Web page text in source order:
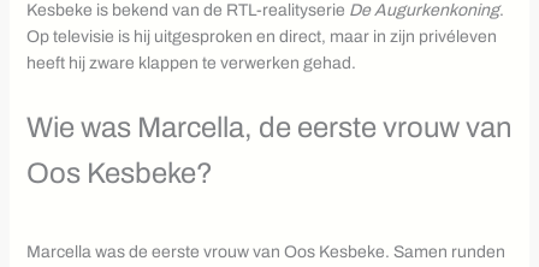
Kesbeke is bekend van de RTL-realityserie De Augurkenkoning.
Op televisie is hij uitgesproken en direct, maar in zijn privéleven
heeft hij zware klappen te verwerken gehad.
Wie was Marcella, de eerste vrouw van
Oos Kesbeke?
Marcella was de eerste vrouw van Oos Kesbeke. Samen runden